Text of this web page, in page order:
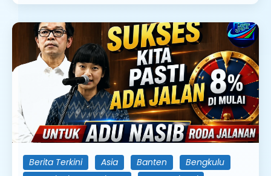
Berita Terkini Asia Banten
Bengkulu